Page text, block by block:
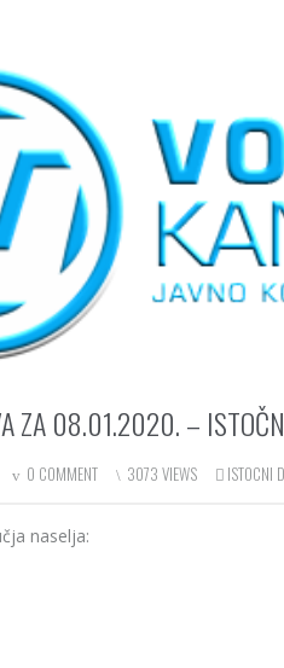
ZA 08.01.2020. –
0 COMMENT 3073 VIEWS ISTOCNI
naselja: